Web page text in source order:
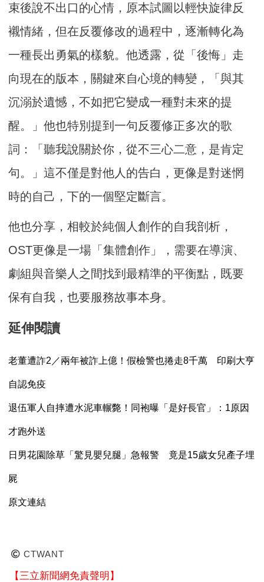
束後說不出口的心情，原本試圖以輕快旋律反
襯情緒，但在反覆修改的過程中，逐漸轉化為
一種長出勇氣的樣貌。他透露，從「後悔」走
向現在的版本，關鍵來自心境的轉變，「與其
沉溺於遺憾，不如把它變成一種對未來的提
醒。」他也特別提到一句反覆修正多次的歌
詞：「聽我說關於你，從不三心二意，是肯定
句。」這不僅是對他人的告白，更像是對迷惘
時的自己，下的一個堅定斷言。
他也分享，相較於純個人創作的自我剖析，
OST更像是一場「集體創作」，需要在導演、
劇組與音樂人之間找到最精準的平衡點，既要
保有自我，也要服務故事本身。
延伸閱讀
老董遭詐2／兩年被詐上億！假檢警也捲走8千萬 印刷大亨
自認免疫
退伍軍人自摔遭水泥車輾斃！同袍曝「是好長官」：1原因
才跑外送
日男花園除草「驚見嬰兒腿」急報警 竟是15歲女兒產子埋
屍
原文連結
CTWANT
【三立新聞網免責聲明】